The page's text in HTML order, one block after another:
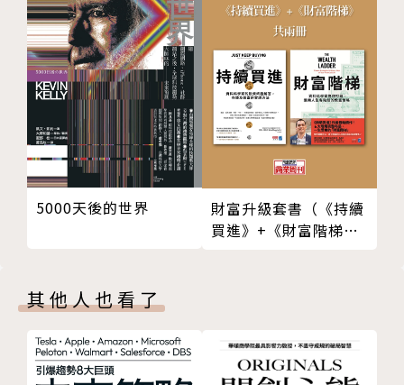
挫，因此將手上的1萬美元全數押在「股市崩盤」的想
法，妄想快速致富。沒想到，這場致富的幻覺，卻從剛
開始投資的那一刻，就注定了破滅的下場……
短短幾個月，他的1萬美元就賠到只剩數百美元，只能
黯然認賠出場。
財經記者的投資黑歷史（2）瘋狂追捧市場泡沫行情
貝胡貝：「當你看著自己的投資日漸增值，會覺得自己
買一輛新的自行車、付6個月房租、買一輛二手車，然
後是買新車……。」
在股市泡沫中瘋狂追高，是投資人難以避免的心魔。他
致 謝
NOTES
版權頁
封底
5000天後的世界
財富升級套書（《持續
買進》+《財富階梯》
其他人也看了